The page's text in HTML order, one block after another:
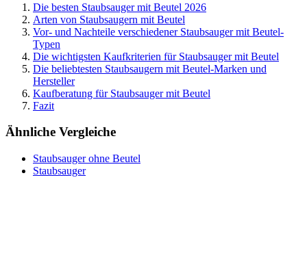
Die besten Staubsauger mit Beutel 2026
Arten von Staubsaugern mit Beutel
Vor- und Nachteile verschiedener Staubsauger mit Beutel-
Typen
Die wichtigsten Kaufkriterien für Staubsauger mit Beutel
Die beliebtesten Staubsaugern mit Beutel-Marken und
Hersteller
Kaufberatung für Staubsauger mit Beutel
Fazit
Ähnliche Vergleiche
Staubsauger ohne Beutel
Staubsauger